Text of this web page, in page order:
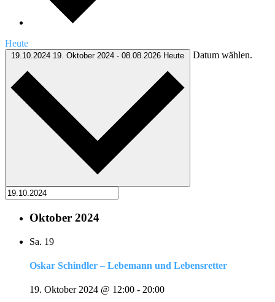
Heute
19.10.2024 19. Oktober 2024 - 08.08.2026 Heute Datum wählen.
Oktober 2024
Sa. 19
Oskar Schindler – Lebemann und Lebensretter
19. Oktober 2024 @ 12:00 - 20:00